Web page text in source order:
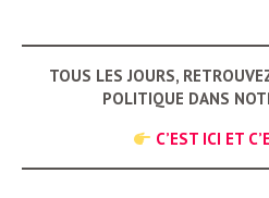
TOUS LES JOURS,
POLITIQUE DANS
C’EST ICI ET